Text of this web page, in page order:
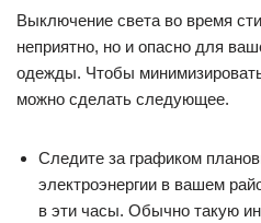
Выключение света во время
неприятно, но и опасно для
одежды. Чтобы
можно сделать следующее.
Следите за графиком
электроэнергии в вашем
в эти часы. Обычно такую